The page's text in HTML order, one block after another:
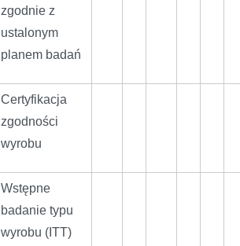
zgodnie z
ustalonym
planem badań
Certyfikacja
zgodności
wyrobu
Wstępne
badanie typu
wyrobu (ITT)